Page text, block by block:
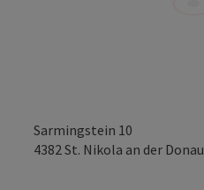
Sarmingstein 10
4382 St. Nikola an der Donau